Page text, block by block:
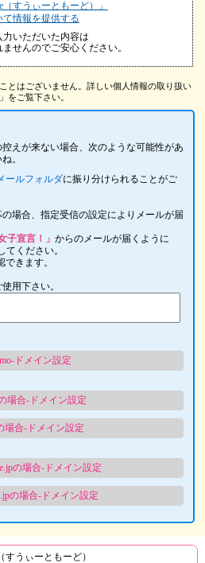
（すうぃーともーど）」
て情報を提供する
力いただいた内容は
せんのでご安心ください。
とはございません。詳しい個人情報の取り扱い
」をご覧下さい。
えが来ない場合、次のような可能性があ
。
ールフォルダに振り分けられることがご
場合、指定受信の設定によりメールが届
子宣言！」からのメールが届くように
てください。
きます。
用下さい。
ドメイン設定
場合-ドメイン設定
場合-ドメイン設定
の場合-ドメイン設定
の場合-ドメイン設定
すうぃーともーど）